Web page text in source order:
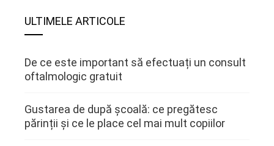
ULTIMELE ARTICOLE
De ce este important să efectuați un consult
oftalmologic gratuit
Gustarea de după școală: ce pregătesc
părinții și ce le place cel mai mult copiilor